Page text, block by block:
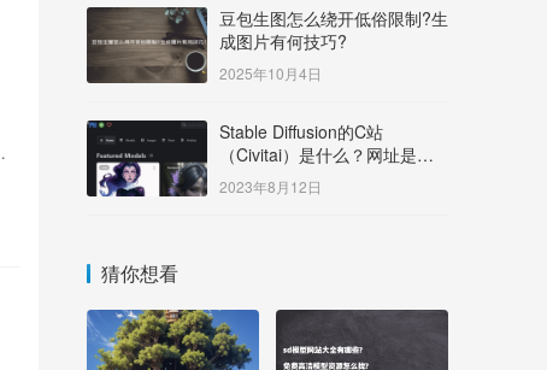
豆包生图怎么绕开低俗限制?生
成图片有何技巧?
2025年10月4日
Stable Diffusion的C站
（Civitai）是什么？网址是多
少？
2023年8月12日
猜你想看